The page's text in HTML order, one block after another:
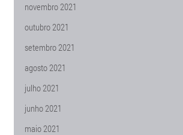
novembro 2021
outubro 2021
setembro 2021
agosto 2021
julho 2021
junho 2021
maio 2021